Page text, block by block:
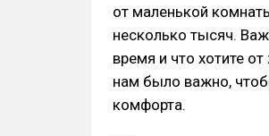
от маленькой
несколько тысяч.
время и что хотите
нам было важно,
комфорта.